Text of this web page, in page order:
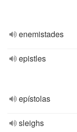
enemistades
epistles
epístolas
sleighs